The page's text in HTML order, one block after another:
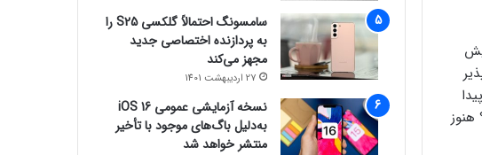
هنوز
سامسونگ احتمالاً گلکسی S25 را
به پردازنده اختصاصی جدید
مجهز می‌کند
27 اردیبهشت 1401
نسخه آزمایشی عمومی iOS 16
به‌دلیل باگ‌های موجود با تأخیر
منتشر خواهد شد